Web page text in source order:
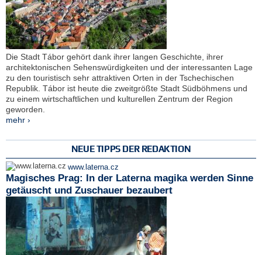
Die Stadt Tábor gehört dank ihrer langen Geschichte, ihrer
architektonischen Sehenswürdigkeiten und der interessanten Lage
zu den touristisch sehr attraktiven Orten in der Tschechischen
Republik. Tábor ist heute die zweitgrößte Stadt Südböhmens und
zu einem wirtschaftlichen und kulturellen Zentrum der Region
geworden.
mehr ›
NEUE TIPPS DER REDAKTION
www.laterna.cz
Magisches Prag: In der Laterna magika werden Sinne
getäuscht und Zuschauer bezaubert